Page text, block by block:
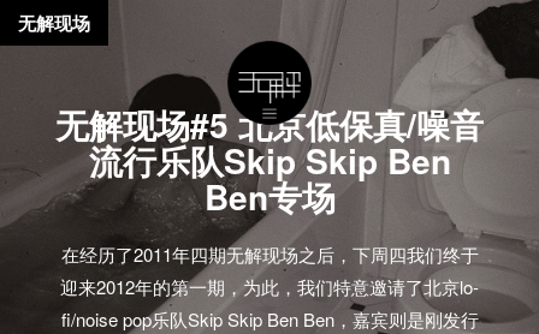
无解现场#5 北京低保真/噪音
流行乐队Skip Skip Ben
Ben专场
在经历了2011年四期无解现场之后，下周四我们终于
迎来2012年的第一期，为此，我们特意邀请了北京lo-
fi/noise pop乐队Skip Skip Ben Ben，嘉宾则是刚发行
无解现场